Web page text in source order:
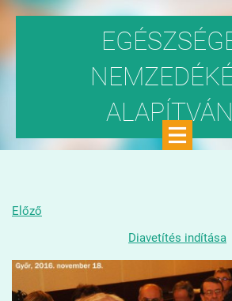
Előző
Diavetítés indítása